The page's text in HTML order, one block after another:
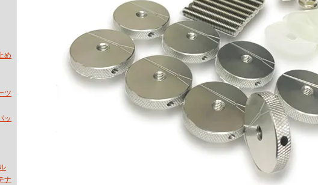
め
ツ
ッ
ナ